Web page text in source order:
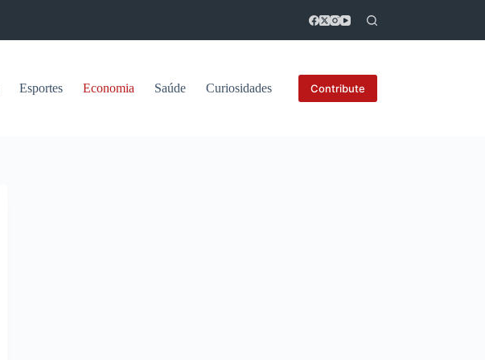
Esportes Economia Saúde Curiosidades Contribute